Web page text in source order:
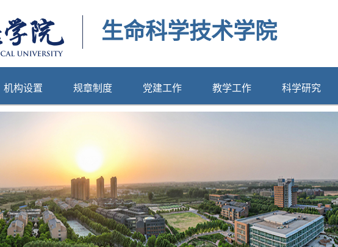
生命科学技术学院
机构设置 规章制度 党建工作 教学工作 科学研究